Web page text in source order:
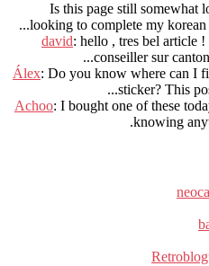
Is this page still somewhat
looking to complete my
.
david: hello , tres bel article !
conseiller sur canton
.
Álex: Do you know where can I
sticker? This
Achoo: I bought one of these
knowing